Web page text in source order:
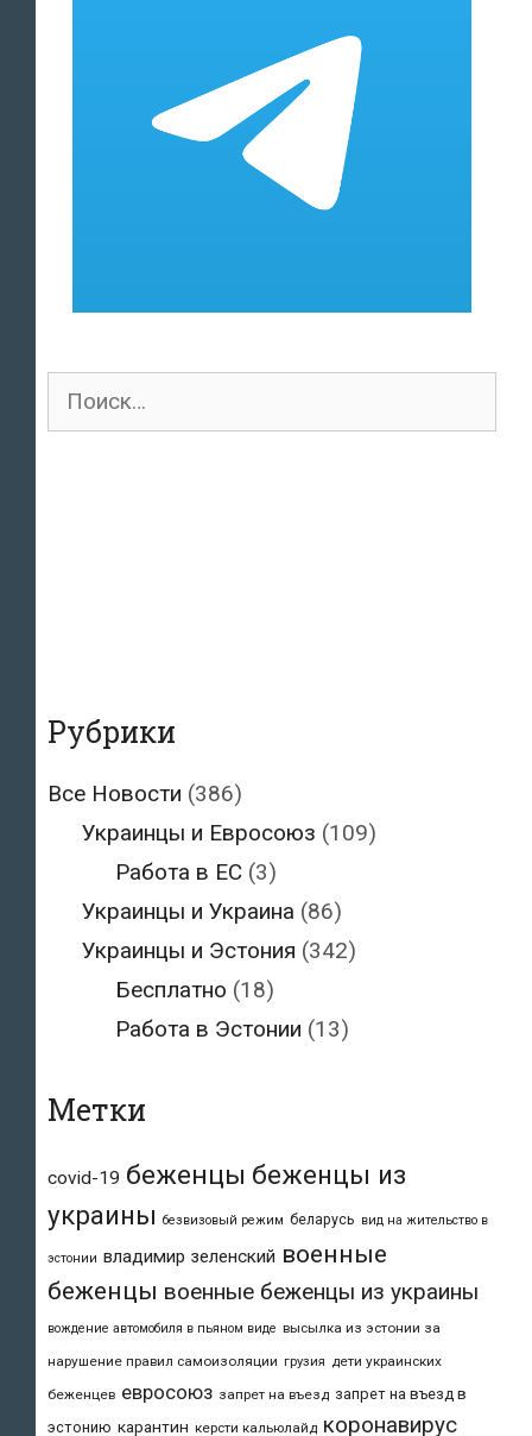
Поиск
Рубрики
Все Новости (386)
Украинцы и Евросоюз (109)
Работа в ЕС (3)
Украинцы и Украина (86)
Украинцы и Эстония (342)
Бесплатно (18)
Работа в Эстонии (13)
Метки
covid-19 беженцы беженцы из
украины безвизовый режим беларусь вид на жительство в
эстонии владимир зеленский военные
беженцы военные беженцы из украины
вождение автомобиля в пьяном виде высылка из эстонии за
нарушение правил самоизоляции грузия дети украинских
беженцев евросоюз запрет на въезд запрет на въезд в
эстонию карантин керсти кальюлайд коронавирус